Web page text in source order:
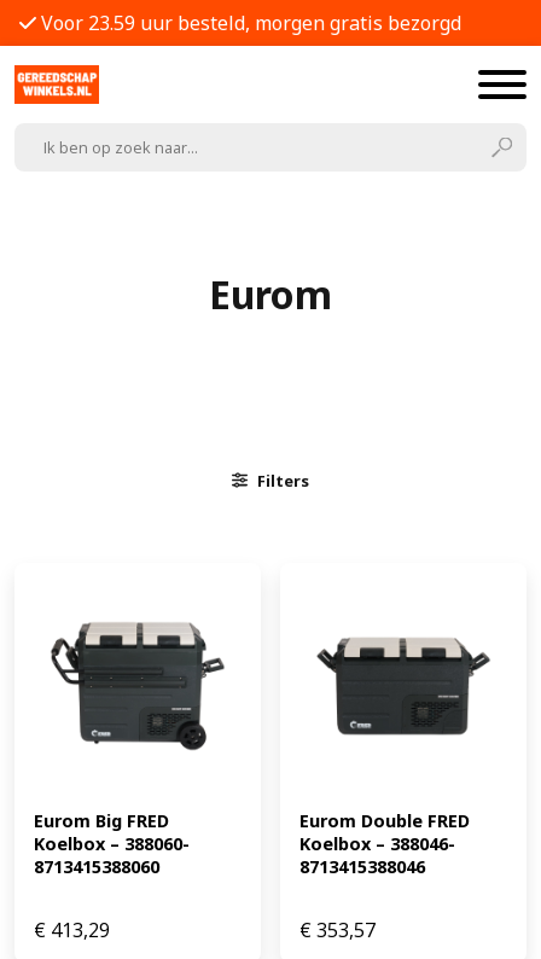
Voor 23.59 uur besteld, morgen gratis bezorgd
Eurom
Filters
Eurom Big FRED
Koelbox – 388060-
8713415388060
€ 413,29
Eurom Double FRED
Koelbox – 388046-
8713415388046
€353,57